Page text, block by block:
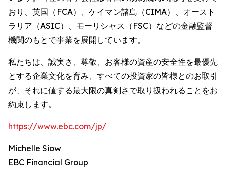
おり、英国（FCA）、ケイマン諸島（CIMA）、オースト
ラリア（ASIC）、モーリシャス（FSC）などの金融監督
機関のもとで事業を展開しています。
私たちは、誠実さ、尊敬、お客様の資産の安全性を最優先
とする企業文化を育み、すべての投資家の皆様とのお取引
が、それに値する最大限の真剣さで取り扱われることをお
約束します。
https://www.ebc.com/jp/
Michelle Siow
EBC Financial Group